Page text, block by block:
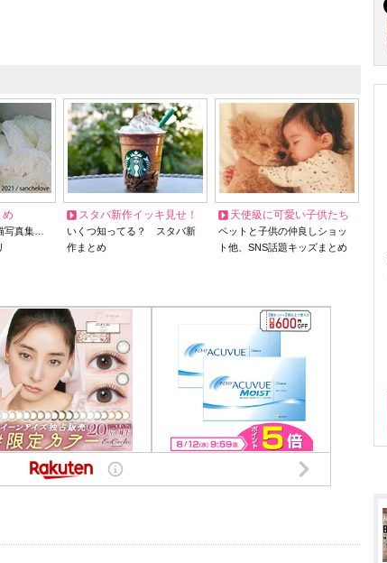
め
写真集…
スタバ新作イッキ見せ！
いくつ知ってる？ スタバ新
作まとめ
天使級に可愛い子供たち
ペットと子供の仲良しショッ
ト他、SNS話題キッズまとめ